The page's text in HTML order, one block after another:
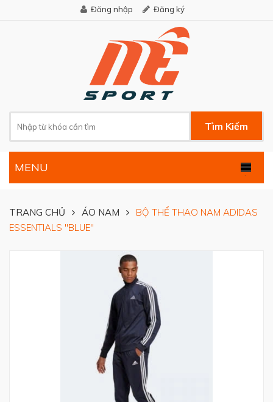
Đăng nhập Đăng ký
Tìm Kiếm
.
MENU
TRANG CHỦ ÁO NAM
BỘ THỂ THAO NAM ADIDAS
ESSENTIALS ''BLUE''